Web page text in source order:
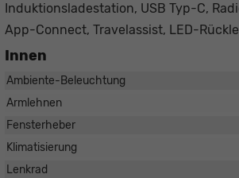
Induktionsladestation, USB Typ-C,
App-Connect, Travelassist, LED-
Innen
Ambiente-Beleuchtung
Armlehnen
Fensterheber
Klimatisierung
Lenkrad